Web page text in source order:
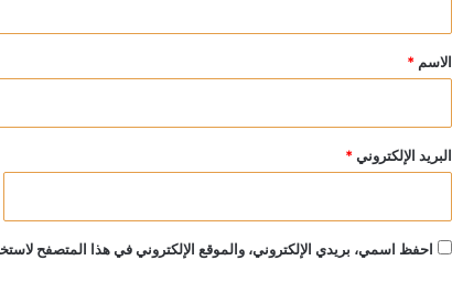
*
الاسم *
البريد الإلكتروني *
احفظ اسمي، بريدي الإلكتروني، والموقع الإلكتروني في هذا المتصفح